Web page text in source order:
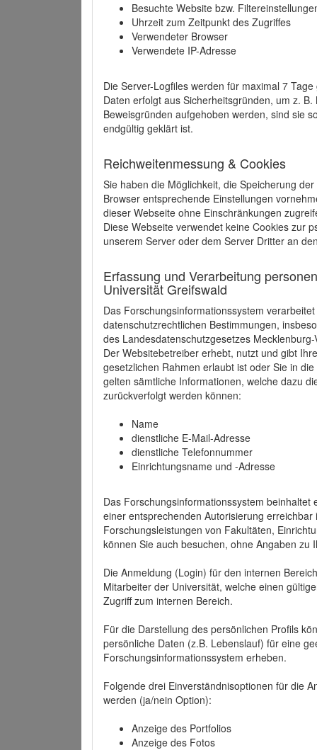
Besuchte Website bzw.
Uhrzeit zum Zeitpunkt des Zugriffes
Verwendeter Browser
Verwendete IP-Adresse
Die Server-Logfiles werden für maximal 7
Daten erfolgt aus Sicherheitsgründen, um z.
Beweisgründen aufgehoben werden, sind sie
endgültig geklärt ist.
Reichweitenmessung & Cookies
Sie haben die Möglichkeit, die Speicherung
Browser entsprechende Einstellungen
dieser Webseite ohne Einschränkungen
Diese Webseite verwendet keine Cookies zur
unserem Server oder dem Server Dritter an
Erfassung und Verarbeitung
Universität Greifswald
Das Forschungsinformationssystem
datenschutzrechtlichen Bestimmungen,
des Landesdatenschutzgesetzes
Der Websitebetreiber erhebt, nutzt und gibt
gesetzlichen Rahmen erlaubt ist oder Sie in
gelten sämtliche Informationen, welche dazu
zurückverfolgt werden können:
Name
dienstliche E-Mail-Adresse
dienstliche Telefonnummer
Einrichtungsname und -Adresse
Das Forschungsinformationssystem beinhaltet
einer entsprechenden Autorisierung
Forschungsleistungen von Fakultäten,
können Sie auch besuchen, ohne Angaben zu
Die Anmeldung (Login) für den internen
Mitarbeiter der Universität, welche einen
Zugriff zum internen Bereich.
Für die Darstellung des persönlichen Profils
persönliche Daten (z.B. Lebenslauf) für eine
Forschungsinformationssystem erheben.
Folgende drei Einverständnisoptionen für die
werden (ja/nein Option):
Anzeige des Portfolios
Anzeige des Fotos